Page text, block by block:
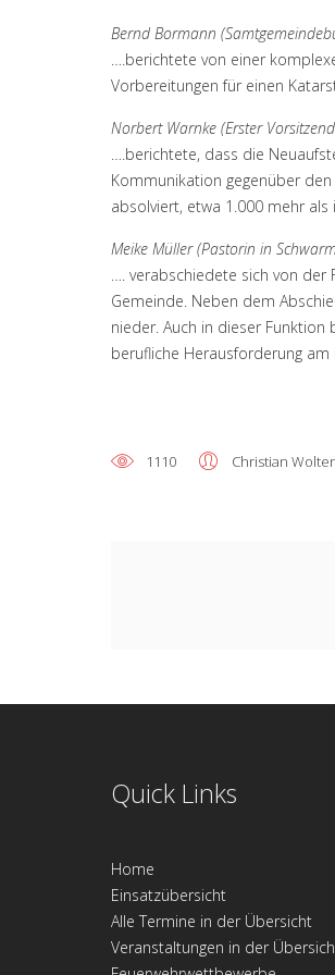
Bernd Bormann
….berichtete von einer
Vorbereitungen für einen
Norbert Warnke (Erster
….berichtete, dass die
Kommunikation gegenüber
absolviert, etwa 1.000 mehr als
Meike Müller (Pastorin in
…. verabschiedete sich von der
Gemeinde. Neben dem
nieder. Auch in dieser
berufliche Herausforderung am
1110 Christian
Quick Links
Home
Einsatzübersicht
Alle Termine in der Übersicht
Veranstaltungen in der